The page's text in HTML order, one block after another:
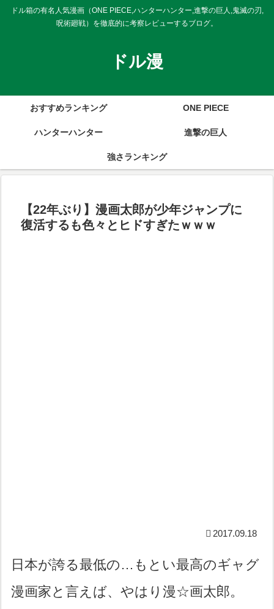
ドル箱の有名人気漫画（ONE PIECE,ハンターハンター,進撃の巨人,鬼滅の刃,
呪術廻戦）を徹底的に考察レビューするブログ。
ドル漫
おすすめランキング ONE PIECE
ハンターハンター 進撃の巨人
強さランキング
【22年ぶり】漫画太郎が少年ジャンプに
復活するも色々とヒドすぎたｗｗｗ
2017.09.18
日本が誇る最低の…もとい最高のギャグ
漫画家と言えば、やはり漫☆画太郎。